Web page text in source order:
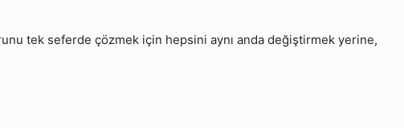
tek seferde çözmek için hepsini aynı anda değiştirmek yerine,